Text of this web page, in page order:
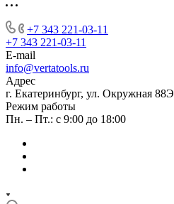
+7 343 221-03-11
+7 343 221-03-11
E-mail
info@vertatools.ru
Адрес
г. Екатеринбург, ул. Окружная 88Э
Режим работы
Пн. – Пт.: с 9:00 до 18:00